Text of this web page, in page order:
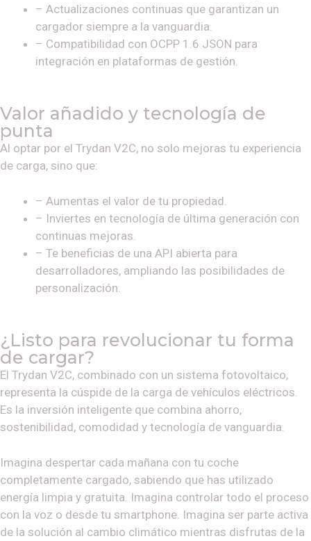
– Actualizaciones continuas que garantizan un
cargador siempre a la vanguardia.
– Compatibilidad con OCPP 1.6 JSON para
integración en plataformas de gestión.
Valor añadido y tecnología de
punta
Al optar por el Trydan V2C, no solo mejoras tu experiencia
de carga, sino que:
– Aumentas el valor de tu propiedad.
– Inviertes en tecnología de última generación con
continuas mejoras.
– Te beneficias de una API abierta para
desarrolladores, ampliando las posibilidades de
personalización.
¿Listo para revolucionar tu forma
de cargar?
El Trydan V2C, combinado con un sistema fotovoltaico,
representa la cúspide de la carga de vehículos eléctricos.
Es la inversión inteligente que combina ahorro,
sostenibilidad, comodidad y tecnología de vanguardia.
Imagina despertar cada mañana con tu coche
completamente cargado, sabiendo que has utilizado
energía limpia y gratuita. Imagina controlar todo el proceso
con la voz o desde tu smartphone. Imagina ser parte activa
de la solución al cambio climático mientras disfrutas de la